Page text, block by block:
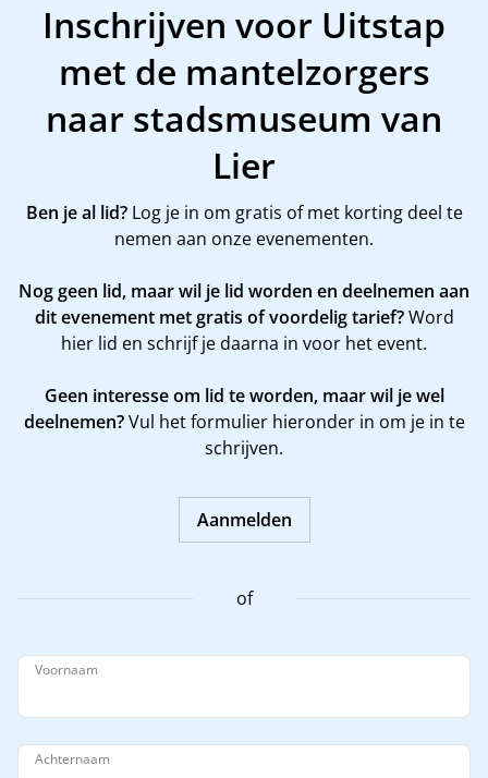
Inschrijven voor Uitstap
met de mantelzorgers
naar stadsmuseum van
Lier
Ben je al lid?Log je in om gratis of met korting deel te
nemen aan onze evenementen.
Nog geen lid, maar wil je lid worden en deelnemen aan
dit evenement met gratis of voordelig tarief?Word
hier lid en schrijf je daarna in voor het event.
Geen interesse om lid te worden, maar wil je wel
deelnemen?Vul het formulier hieronder in om je in te
schrijven.
Aanmelden
of
Voornaam
Achternaam